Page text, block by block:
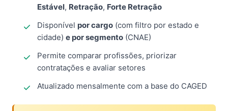
Estável, Retração, Forte Retração
Disponível por cargo (com filtro por estado e
cidade) e por segmento (CNAE)
Permite comparar profissões, priorizar
contratações e avaliar setores
Atualizado mensalmente com a base do CAGED